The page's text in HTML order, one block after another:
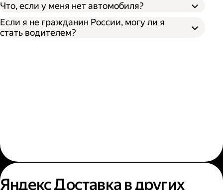
Что, если у меня нет автомобиля?
Если я не гражданин России, могу ли я
стать водителем?
Яндекс Доставка в других